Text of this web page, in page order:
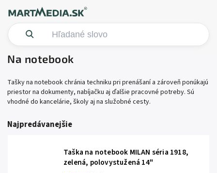
Na notebook
Tašky na notebook chránia techniku pri prenášaní a zároveň ponúkajú
priestor na dokumenty, nabíjačku aj ďalšie pracovné potreby. Sú
vhodné do kancelárie, školy aj na služobné cesty.
Najpredávanejšie
Taška na notebook MILAN séria 1918,
zelená, polovystužená 14"